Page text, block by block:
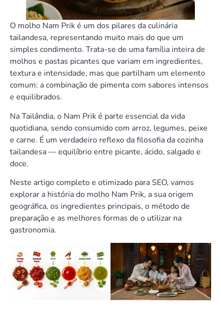
O molho Nam Prik é um dos pilares da culinária
tailandesa, representando muito mais do que um
simples condimento. Trata-se de uma família inteira de
molhos e pastas picantes que variam em ingredientes,
textura e intensidade, mas que partilham um elemento
comum: a combinação de pimenta com sabores intensos
e equilibrados.
Na Tailândia, o Nam Prik é parte essencial da vida
quotidiana, sendo consumido com arroz, legumes, peixe
e carne. É um verdadeiro reflexo da filosofia da cozinha
tailandesa — equilíbrio entre picante, ácido, salgado e
doce.
Neste artigo completo e otimizado para SEO, vamos
explorar a história do molho Nam Prik, a sua origem
geográfica, os ingredientes principais, o método de
preparação e as melhores formas de o utilizar na
gastronomia.